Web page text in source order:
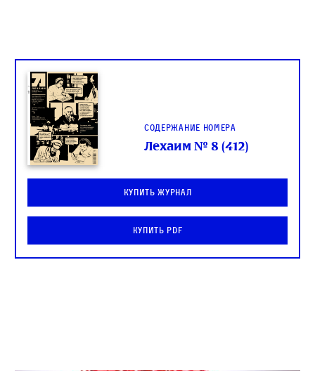
Содержание номера
Лехаим № 8 (412)
Купить журнал
Купить PDF